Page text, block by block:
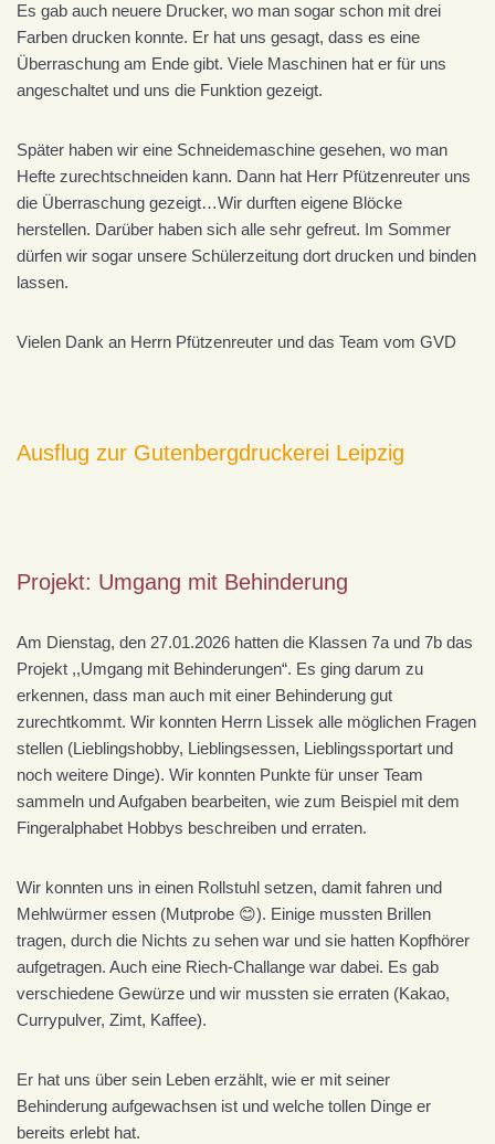
Es gab auch neuere Drucker, wo man sogar schon mit drei
Farben drucken konnte. Er hat uns gesagt, dass es eine
Überraschung am Ende gibt. Viele Maschinen hat er für uns
angeschaltet und uns die Funktion gezeigt.
Später haben wir eine Schneidemaschine gesehen, wo man
Hefte zurechtschneiden kann. Dann hat Herr Pfützenreuter uns
die Überraschung gezeigt…Wir durften eigene Blöcke
herstellen. Darüber haben sich alle sehr gefreut. Im Sommer
dürfen wir sogar unsere Schülerzeitung dort drucken und binden
lassen.
Vielen Dank an Herrn Pfützenreuter und das Team vom GVD
Ausflug zur Gutenbergdruckerei Leipzig
Projekt: Umgang mit Behinderung
Am Dienstag, den 27.01.2026 hatten die Klassen 7a und 7b das
Projekt ,,Umgang mit Behinderungen“. Es ging darum zu
erkennen, dass man auch mit einer Behinderung gut
zurechtkommt. Wir konnten Herrn Lissek alle möglichen Fragen
stellen (Lieblingshobby, Lieblingsessen, Lieblingssportart und
noch weitere Dinge). Wir konnten Punkte für unser Team
sammeln und Aufgaben bearbeiten, wie zum Beispiel mit dem
Fingeralphabet Hobbys beschreiben und erraten.
Wir konnten uns in einen Rollstuhl setzen, damit fahren und
Mehlwürmer essen (Mutprobe 😊). Einige mussten Brillen
tragen, durch die Nichts zu sehen war und sie hatten Kopfhörer
aufgetragen. Auch eine Riech-Challange war dabei. Es gab
verschiedene Gewürze und wir mussten sie erraten (Kakao,
Currypulver, Zimt, Kaffee).
Er hat uns über sein Leben erzählt, wie er mit seiner
Behinderung aufgewachsen ist und welche tollen Dinge er
bereits erlebt hat.